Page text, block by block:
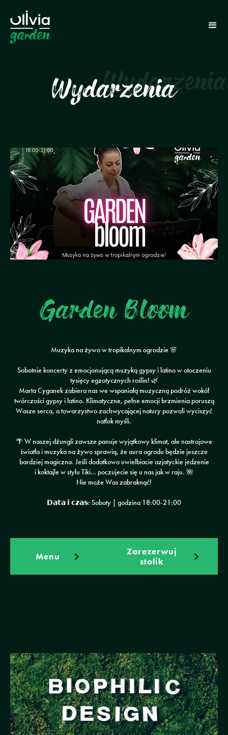
Wydarzenia
Wydarzenia
Garden Bloom
Muzyka na żywo w tropikalnym ogrodzie 🌸
Sobotnie koncerty z emocjonującą muzyką gypsy i latino w otoczeniu
tysięcy egzotycznych roślin! 🌿
Marta Cyganek zabiera nas we wspaniałą muzyczną podróż wokół
twórczości gypsy i latino. Klimatyczne, pełne emocji brzmienia poruszą
Wasze serca, a towarzystwo zachwycającej natury pozwoli wyciszyć
natłok myśli.
🌴 W naszej dżungli zawsze panuje wyjątkowy klimat, ale nastrojowe
światła i muzyka na żywo sprawią, że aura ogrodu będzie jeszcze
bardziej magiczna. Jeśli dodatkowo uwielbiacie azjatyckie jedzenie
i koktajle w stylu Tiki… poczujecie się u nas jak w raju. 🌺
Nie może Was zabraknąć!
𝗗𝗮𝘁𝗮 𝗶 𝗰𝘇𝗮𝘀: Soboty | godzina 18:00-21:00
Menu
Zarezerwuj
stolik